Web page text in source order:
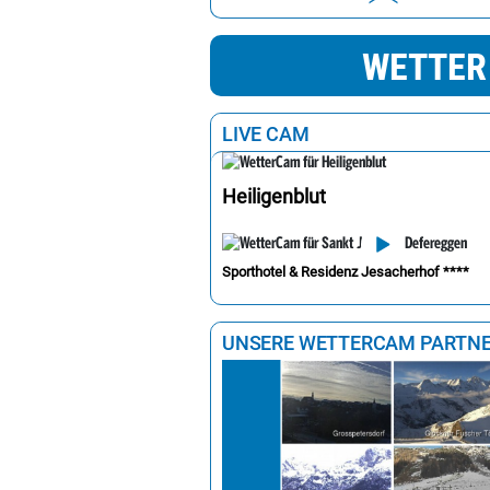
Sankt Pölten
30°
LIVE CAM
Heiligenblut
Sporthotel & Residenz Jesacherhof ****
UNSERE WETTERCAM